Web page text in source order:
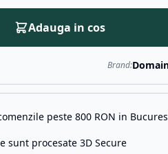
Adauga in cos
Brand:
peste 800 RON in
sunt procesate 3D Secure